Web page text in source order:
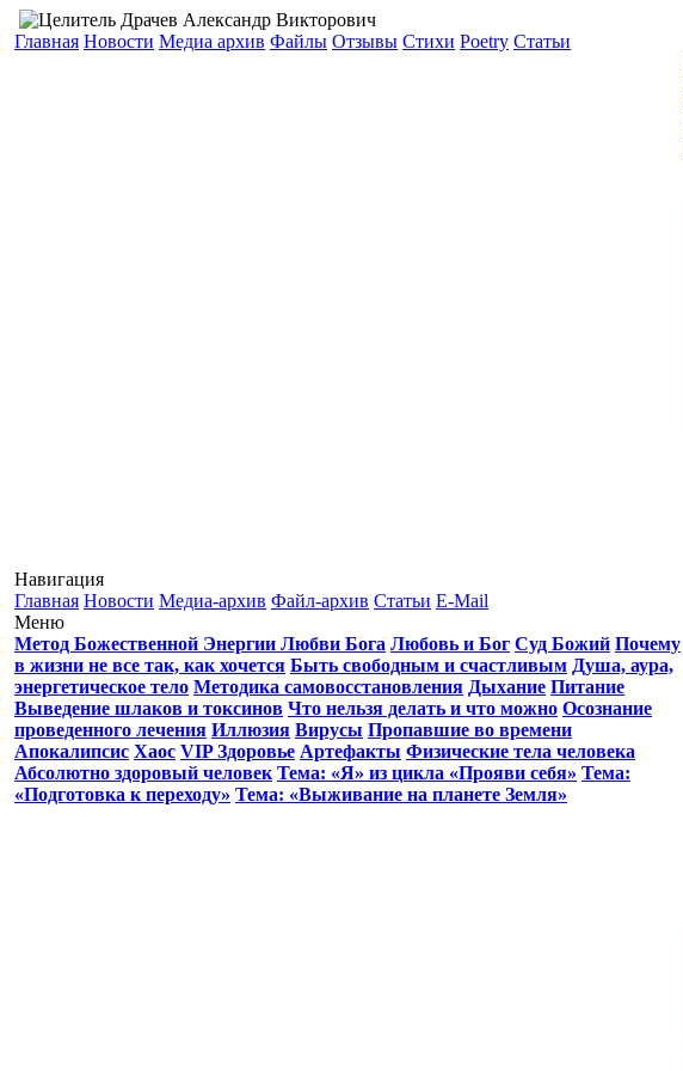
Главная Новости Медиа архив Файлы Отзывы Стихи Poetry Статьи
Навигация
Главная Новости Медиа-архив Файл-архив Статьи E-Mail
Меню
Метод Божественной Энергии Любви Бога Любовь и Бог Суд Божий Почему
в жизни не все так, как хочется Быть свободным и счастливым Душа, аура,
энергетическое тело Методика самовосстановления Дыхание Питание
Выведение шлаков и токсинов Что нельзя делать и что можно Осознание
проведенного лечения Иллюзия Вирусы Пропавшие во времени
Апокалипсис Хаос VIP Здоровье Артефакты Физические тела человека
Абсолютно здоровый человек Тема: «Я» из цикла «Прояви себя» Тема:
«Подготовка к переходу» Тема: «Выживание на планете Земля»